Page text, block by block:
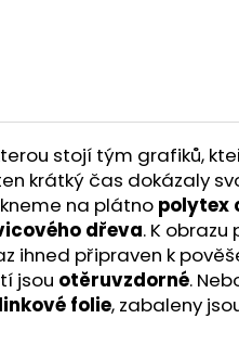
stojí tým grafiků,
krátký čas dokázaly
na plátno polytex
dřeva. K
ihned připraven k
jsou otěruvzdorné.
folie, zabaleny